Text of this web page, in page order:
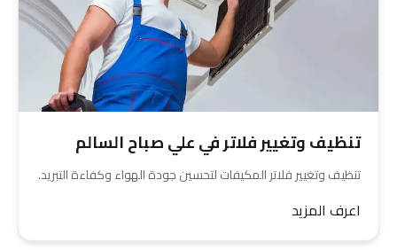
تنظيف وتغيير فلاتر في علي صباح السالم
تنظيف وتغيير فلاتر المكيفات لتحسين جودة الهواء وكفاءة التبريد.
اعرف المزيد